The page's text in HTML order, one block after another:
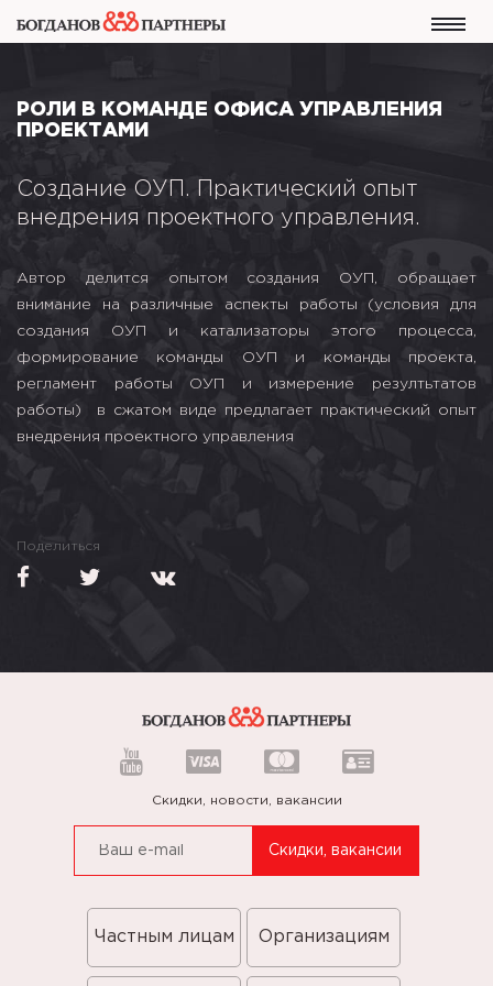
РОЛИ В КОМАНДЕ ОФИСА УПРАВЛЕНИЯ
ПРОЕКТАМИ
Создание ОУП. Практический опыт
внедрения проектного управления.
Автор делится опытом создания ОУП, обращает
внимание на различные аспекты работы (условия для
создания ОУП и катализаторы этого процесса,
формирование команды ОУП и команды проекта,
регламент работы ОУП и измерение резултьтатов
работы) в сжатом виде предлагает практический опыт
внедрения проектного управления
Поделиться
Скидки, новости, вакансии
Частным лицам Организациям